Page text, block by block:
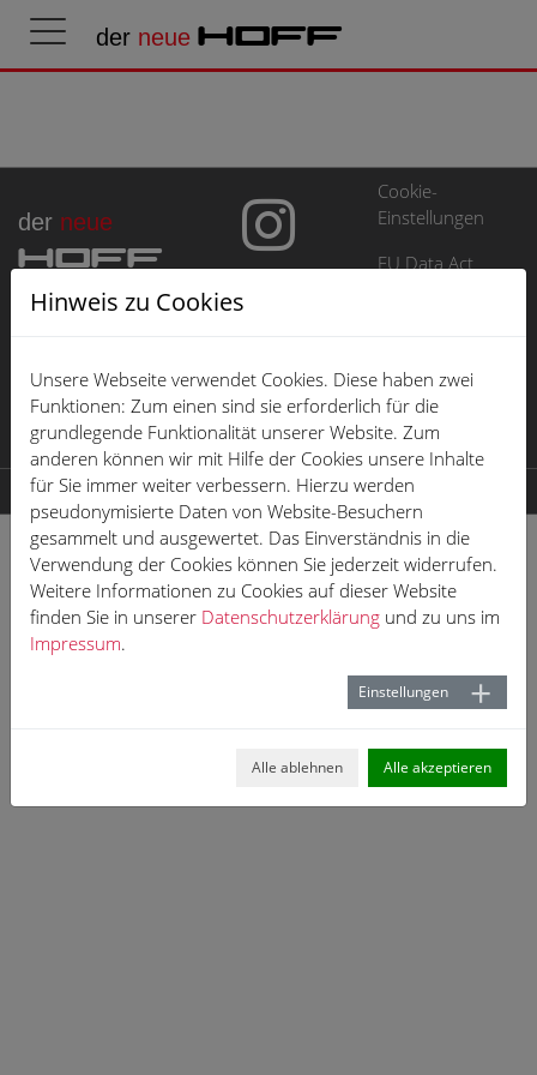
der neue HOFF
der neue
HOFF
Cookie-
Einstellungen
EU Data Act
Öffnungszeiten
Karriere
© 2026 der neue HOFF
Hinweis zu Cookies
Unsere Webseite verwendet Cookies. Diese haben zwei
Funktionen: Zum einen sind sie erforderlich für die
grundlegende Funktionalität unserer Website. Zum
anderen können wir mit Hilfe der Cookies unsere Inhalte
für Sie immer weiter verbessern. Hierzu werden
pseudonymisierte Daten von Website-Besuchern
gesammelt und ausgewertet. Das Einverständnis in die
Verwendung der Cookies können Sie jederzeit widerrufen.
Weitere Informationen zu Cookies auf dieser Website
finden Sie in unserer Datenschutzerklärung und zu uns im
Impressum.
Einstellungen
Alle ablehnen Alle akzeptieren